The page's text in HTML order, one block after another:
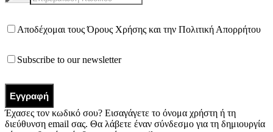
Αποδέχομαι τουςΌρους Χρήσης και την Πολιτική Απορρήτου
Subscribe to our newsletter
Εγγραφή
Έχασες τον κωδικό σου? Εισαγάγετε το όνομα χρήστη ή τη
διεύθυνση email σας. Θα λάβετε έναν σύνδεσμο για τη δημιουργία